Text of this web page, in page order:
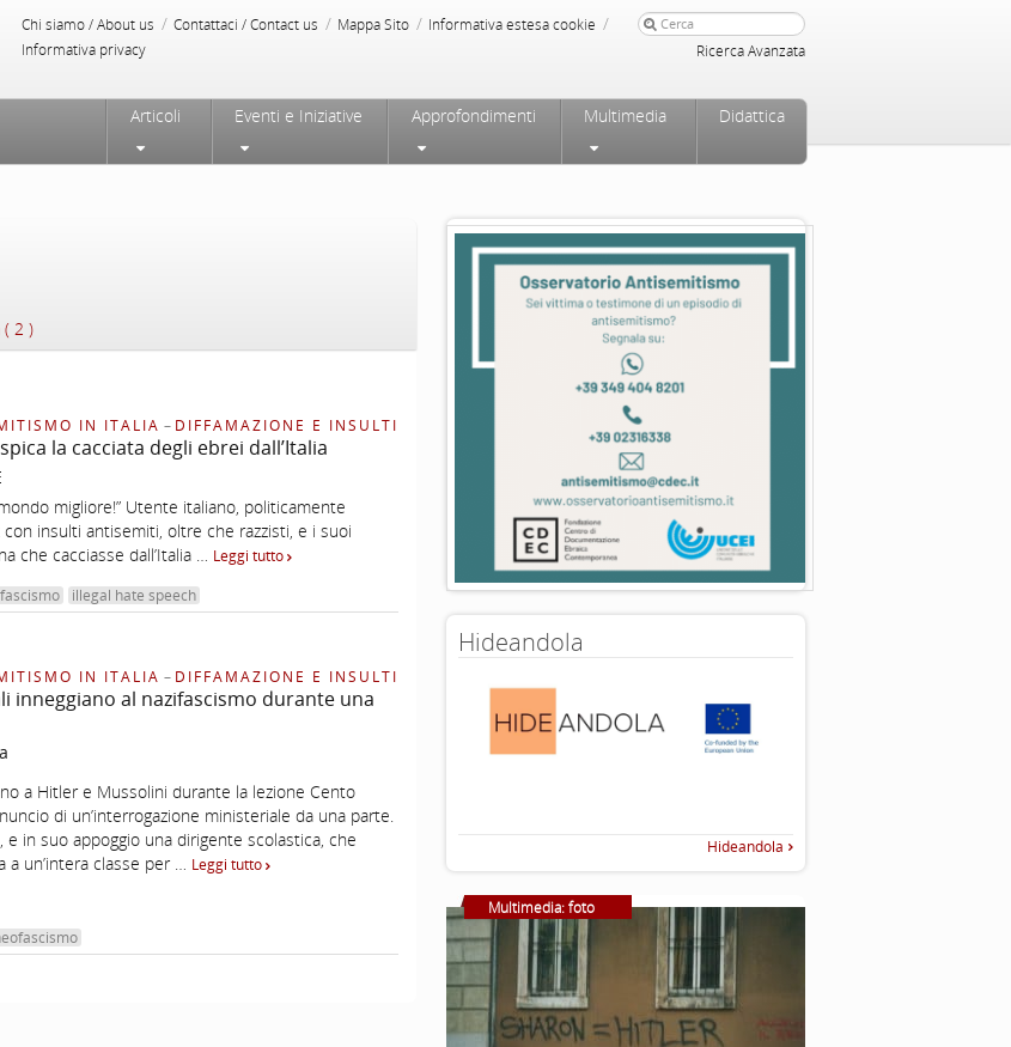
Chi siamo / About us / Contattaci / Contact us / Mappa Sito / Informativa estesa cookie /
Informativa privacy Ricerca Avanzata
Articoli Eventi e Iniziative Approfondimenti Multimedia Didattica
2 )
IN ITALIA – DIFFAMAZIONE E INSULTI
la cacciata degli ebrei dall’Italia
migliore!” Utente italiano, politicamente
insulti antisemiti, oltre che razzisti, e i suoi
che cacciasse dall’Italia … Leggi tutto
illegal hate speech
IN ITALIA – DIFFAMAZIONE E INSULTI
inneggiano al nazifascismo durante una
a Hitler e Mussolini durante la lezione Cento
di un’interrogazione ministeriale da una parte.
e in suo appoggio una dirigente scolastica, che
un’intera classe per … Leggi tutto
Hideandola
Hideandola
Multimedia: foto